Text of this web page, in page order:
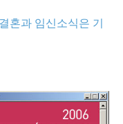
혼과 임신소식은 기